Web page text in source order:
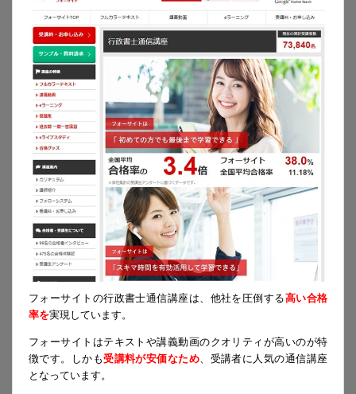
フォーサイトの行政書士通信講座は、他社を圧倒する高い合格
率を実現しています。
フォーサイトはテキストや講義動画のクオリティが高いのが特
徴です。しかも受講料が安価なため、受講者に人気の通信講座
となっています。